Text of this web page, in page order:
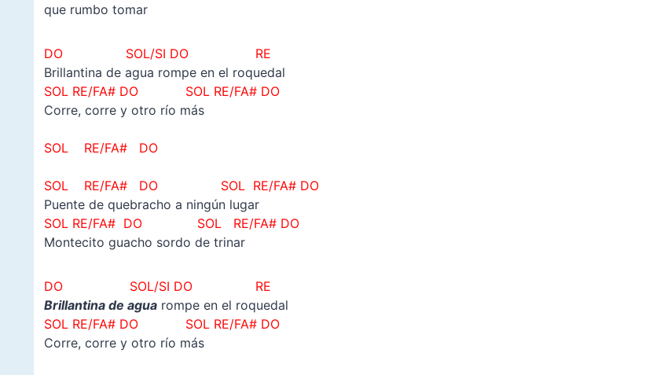
que rumbo tomar
DO SOL/SI DO RE
Brillantina de agua rompe en el roquedal
SOL RE/FA# DO SOL RE/FA# DO
Corre, corre y otro río más
SOL RE/FA# DO
SOL RE/FA# DO SOL RE/FA# DO
Puente de quebracho a ningún lugar
SOL RE/FA# DO SOL RE/FA# DO
Montecito guacho sordo de trinar
DO SOL/SI DO RE
Brillantina de aguarompe en el roquedal
SOL RE/FA# DO SOL RE/FA# DO
Corre, corre y otro río más